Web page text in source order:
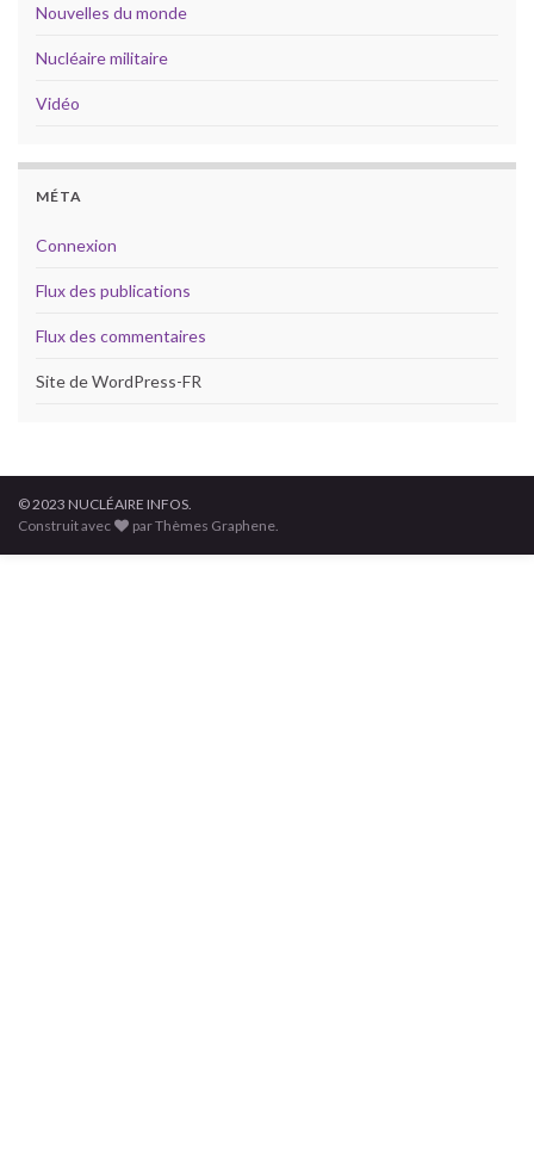
Nouvelles du monde
Nucléaire militaire
Vidéo
MÉTA
Connexion
Flux des publications
Flux des commentaires
Site de WordPress-FR
© 2023 NUCLÉAIRE INFOS.
Construit avec
par Thèmes Graphene.